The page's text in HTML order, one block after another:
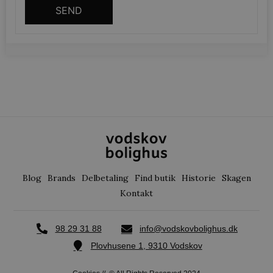
SEND
Blog Brands Delbetaling Find butik Historie
Skagen
Kontakt
98 29 31 88
info@vodskovbolighus.dk
Plovhusene 1, 9310 Vodskov
CookieScriptConsent
woocommerce_recently_viewed
woocommerce_cart_hash Automattic